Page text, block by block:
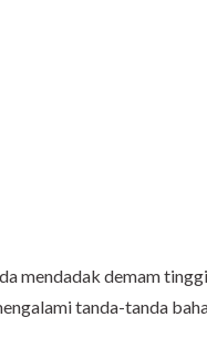
mendadak demam
tanda-tanda